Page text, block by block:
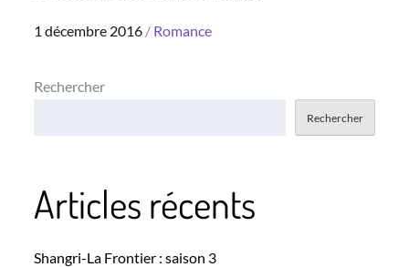
Posted
1 décembre 2016 Romance
Rechercher
Rechercher
Articles récents
Shangri-La Frontier : saison 3